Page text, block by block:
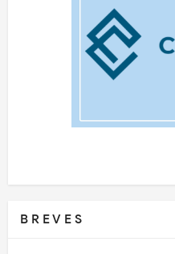
B R E V E S